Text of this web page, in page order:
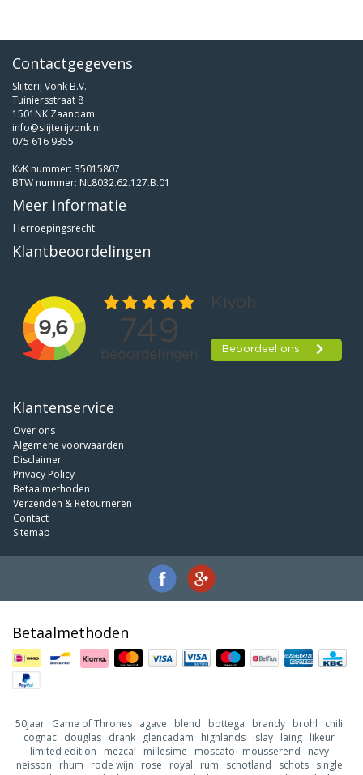
Contactgegevens
Slijterij Vonk B.V.
Tuiniersstraat 8
1501NK Zaandam
info@slijterijvonk.nl
075 616 9355
KvK nummer: 35015807
BTW nummer: NL8032.62.127.B.01
Meer informatie
Herroepingsrecht
Klantbeoordelingen
Klantenservice
Over ons
Algemene voorwaarden
Disclaimer
Privacy Policy
Betaalmethoden
Verzenden & Retourneren
Contact
Sitemap
Betaalmethoden
50jaar Game of Thrones agave blend bottega brandy brohl
chili
cognac douglas drank glencadam highlands islay laing likeur
limited edition
mezcal millesime moscato mousserend
navy
neisson
rhum rode wijn rose royal rum schotland schots
single